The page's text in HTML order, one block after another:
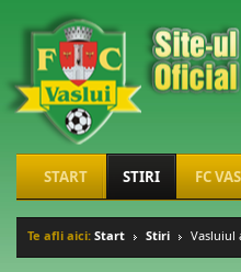
START STIRI FC
Te afli aici: Start Stiri Vasluiul